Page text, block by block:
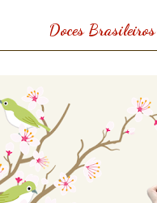
Doces Brasileiros